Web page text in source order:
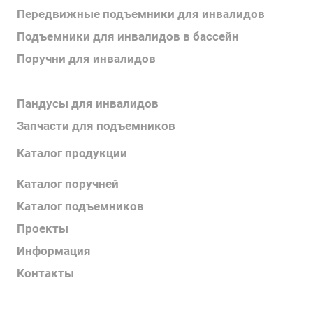
Передвижные подъемники для инвалидов
Подъемники для инвалидов в бассейн
Поручни для инвалидов
Пандусы для инвалидов
Запчасти для подъемников
Каталог продукции
Каталог поручней
Каталог подъемников
Проекты
Информация
Контакты